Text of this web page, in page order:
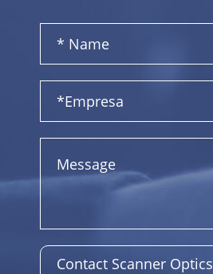
Contact Scanner Optics